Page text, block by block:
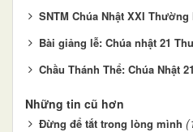
SNTM Chúa Nhật XXI Thường
Bài giảng lễ: Chúa nhật 21
Chầu Thánh Thể: Chúa Nhật
Những tin cũ hơn
Đừng để tắt trong lòng mình